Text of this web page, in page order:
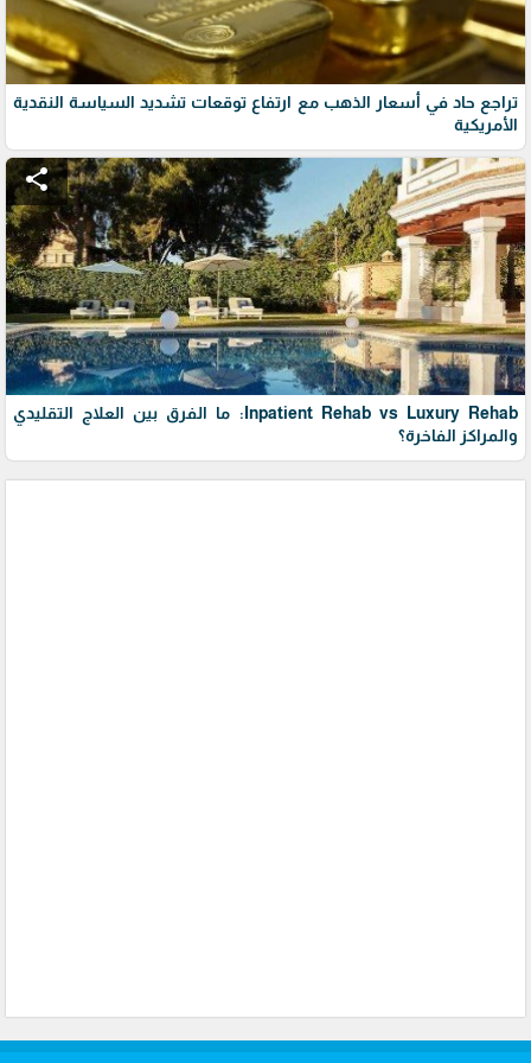
تراجع حاد في أسعار الذهب مع ارتفاع توقعات تشديد السياسة النقدية
الأمريكية
share
Inpatient Rehab vs Luxury Rehab: ما الفرق بين العلاج التقليدي
والمراكز الفاخرة؟